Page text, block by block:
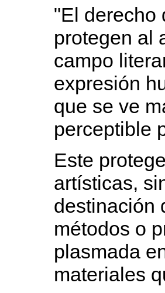
"El derecho
protegen al
campo
expresión
que se ve
perceptible
Este
artísticas,
destinación
métodos o
plasmada
materiales